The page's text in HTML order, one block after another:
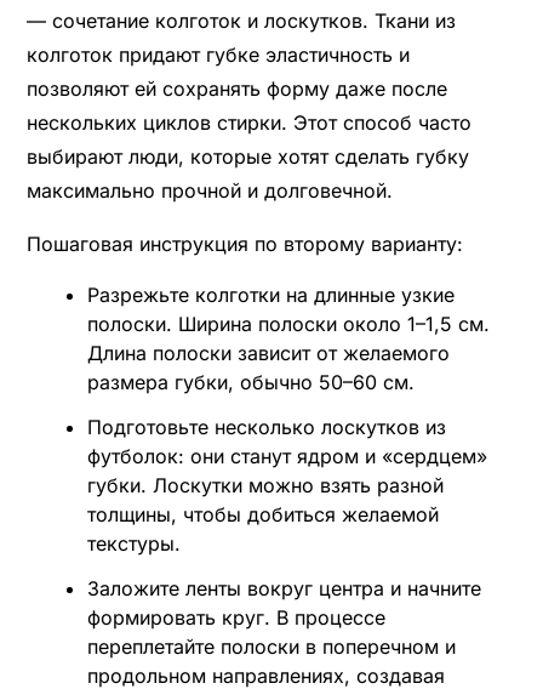
— сочетание колготок и лоскутков. Ткани из
колготок придают губке эластичность и
позволяют ей сохранять форму даже после
нескольких циклов стирки. Этот способ часто
выбирают люди, которые хотят сделать губку
максимально прочной и долговечной.
Пошаговая инструкция по второму варианту:
Разрежьте колготки на длинные узкие
полоски. Ширина полоски около 1–1,5 см.
Длина полоски зависит от желаемого
размера губки, обычно 50–60 см.
Подготовьте несколько лоскутков из
футболок: они станут ядром и «сердцем»
губки. Лоскутки можно взять разной
толщины, чтобы добиться желаемой
текстуры.
Заложите ленты вокруг центра и начните
формировать круг. В процессе
переплетайте полоски в поперечном и
продольном направлениях, создавая